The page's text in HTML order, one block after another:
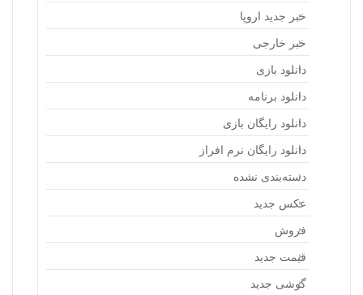
خبر جدید اروپا
خبر خارجی
دانلود بازی
دانلود برنامه
دانلود رایگان بازی
دانلود رایگان نرم افراز
دسته‌بندی نشده
عکس جدید
فروش
قیمت جدید
گوشی جدید